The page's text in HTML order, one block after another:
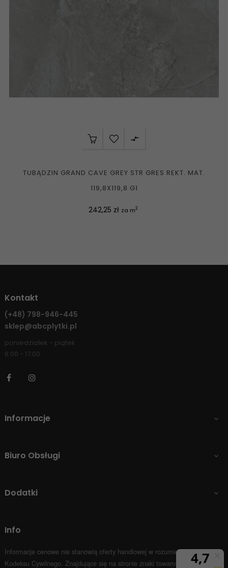

TUBĄDZIN GRAND CAVE GREY STR GRES REKT. MAT.
119,8X119,8 G1
Cena
242,25 zł za m2
Kontakt
(+48) 798-946-445
sklep@abcplytki.pl
poniedziałek - piątek
8:00 - 17:00
Facebook
Informacje 
Biuro Obsługi 
Dodatki 
Info
Informacje cenowe nie stanowią oferty handlowej w rozumieniu Art.66 par.1
Kodeksu Cywilnego. Znajdujące się na stronie znaki towarowe i nazwy firm